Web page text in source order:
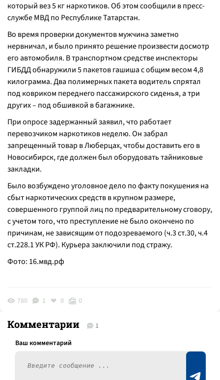
который вез 5 кг наркотиков. Об этом сообщили в пресс-
службе МВД по Республике Татарстан.
Во время проверки документов мужчина заметно
нервничал, и было принято решение произвести досмотр
его автомобиля. В транспортном средстве инспекторы
ГИБДД обнаружили 5 пакетов гашиша с общим весом 4,8
килограмма. Два полимерных пакета водитель спрятал
под ковриком переднего пассажирского сиденья, а три
других – под обшивкой в багажнике.
При опросе задержанный заявил, что работает
перевозчиком наркотиков неделю. Он забрал
запрещенный товар в Люберцах, чтобы доставить его в
Новосибирск, где должен был оборудовать тайниковые
закладки.
Было возбуждено уголовное дело по факту покушения на
сбыт наркотических средств в крупном размере,
совершенного группой лиц по предварительному сговору,
с учетом того, что преступление не было окончено по
причинам, не зависящим от подозреваемого (ч.3 ст.30, ч.4
ст.228.1 УК РФ). Курьера заключили под стражу.
Фото: 16.мвд.рф
780 1 0 0
Комментарии 1